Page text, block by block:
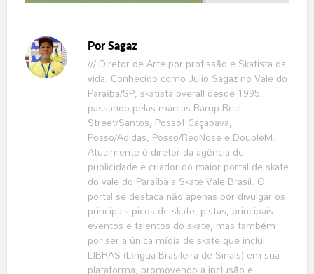
Por Sagaz
/// Diretor de Arte por profissão e Skatista da
vida. Conhecido como Julio Sagaz no Vale do
Paraíba/SP, skatista overall desde 1995,
passando pelas marcas Ramp Real
Street/Santos, Posso! Caçapava,
Posso/Adidas, Posso/RedNose e DoubleM.
Atualmente é diretor da agência de
publicidade e criador do maior portal de skate
do vale do Paraíba a Skate Vale Brasil. O
portal se destaca não apenas por divulgar os
principais picos de skate, pistas, principais
eventos e talentos do skate, mas também
por ser a única mídia de skate que inclui
LIBRAS (Língua Brasileira de Sinais) em sua
plataforma, promovendo a inclusão e